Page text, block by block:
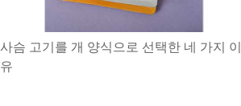
사슴 고기를 개 양식으로 선택한 네 가지 이
유